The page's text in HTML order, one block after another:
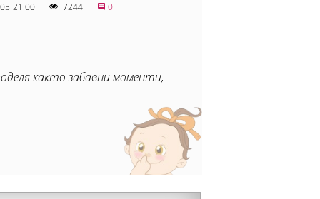
21:00 7244 0
както забавни моменти,